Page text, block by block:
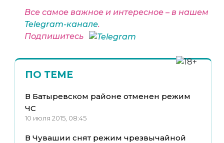
Все самое важное и интересное – в нашем
Telegram-канале.
Подпишитесь
ПО ТЕМЕ
В Батыревском районе отменен режим
ЧС
10 июля 2015, 08:45
В Чувашии снят режим чрезвычайной